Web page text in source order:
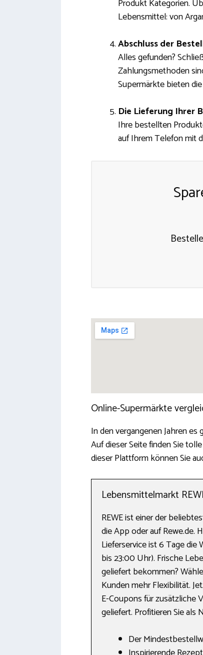
Produkt Kategorien.
Lebensmittel: von
Abschluss der
Alles gefunden?
Zahlungsmethoden
Supermärkte bieten
Die Lieferung Ihrer
Ihre bestellten
auf Ihrem Telefon mit
Online-Supermärkte
In den vergangenen Jahren
Auf dieser Seite finden Sie
dieser Plattform können Sie
Lebensmittelmarkt
REWE ist einer der
die App oder auf Rewe.de.
Lieferservice ist 6 Tage
bis 23:00 Uhr). Frische
geliefert bekommen?
Kunden mehr Flexibilität.
E-Coupons für zusätzliche
geliefert. Profitieren Sie als
Der